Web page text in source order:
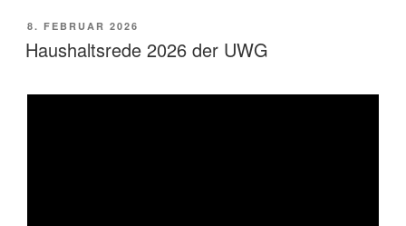
VERÖFFENTLICHT
AM
8. FEBRUAR 2026
Haushaltsrede 2026 der UWG